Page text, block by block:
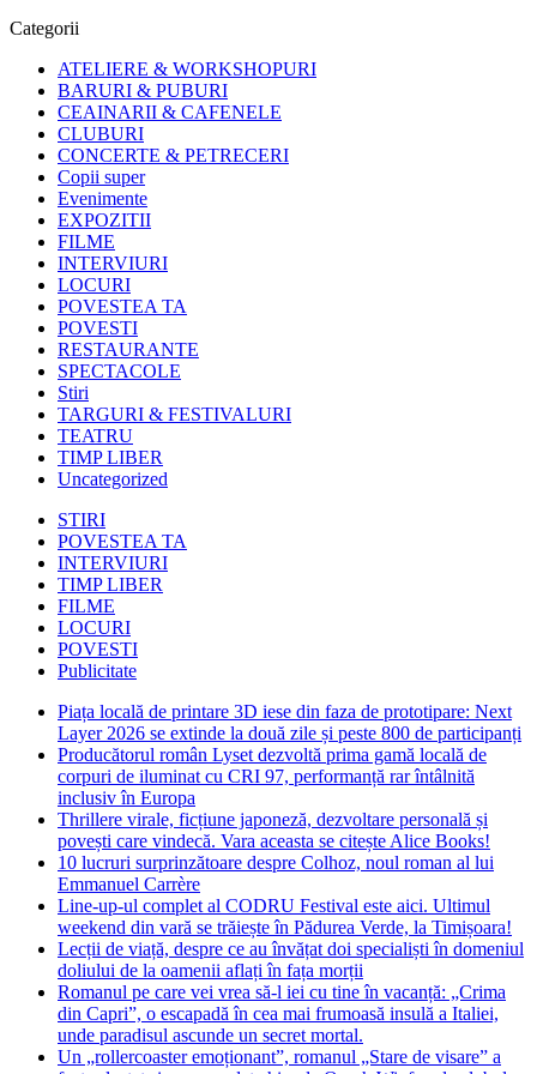
Categorii
ATELIERE & WORKSHOPURI
BARURI & PUBURI
CEAINARII & CAFENELE
CLUBURI
CONCERTE & PETRECERI
Copii super
Evenimente
EXPOZITII
FILME
INTERVIURI
LOCURI
POVESTEA TA
POVESTI
RESTAURANTE
SPECTACOLE
Stiri
TARGURI & FESTIVALURI
TEATRU
TIMP LIBER
Uncategorized
STIRI
POVESTEA TA
INTERVIURI
TIMP LIBER
FILME
LOCURI
POVESTI
Publicitate
Piața locală de printare 3D iese din faza de prototipare: Next
Layer 2026 se extinde la două zile și peste 800 de participanți
Producătorul român Lyset dezvoltă prima gamă locală de
corpuri de iluminat cu CRI 97, performanță rar întâlnită
inclusiv în Europa
Thrillere virale, ficțiune japoneză, dezvoltare personală și
povești care vindecă. Vara aceasta se citește Alice Books!
10 lucruri surprinzătoare despre Colhoz, noul roman al lui
Emmanuel Carrère
Line-up-ul complet al CODRU Festival este aici. Ultimul
weekend din vară se trăiește în Pădurea Verde, la Timișoara!
Lecții de viață, despre ce au învățat doi specialiști în domeniul
doliului de la oamenii aflați în fața morții
Romanul pe care vei vrea să-l iei cu tine în vacanță: „Crima
din Capri”, o escapadă în cea mai frumoasă insulă a Italiei,
unde paradisul ascunde un secret mortal.
Un „rollercoaster emoționant”, romanul „Stare de visare” a